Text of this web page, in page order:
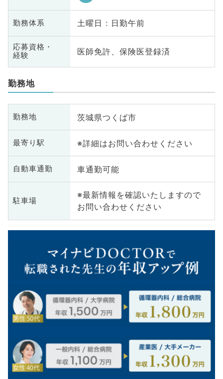
勤務体系 土曜日 : 日勤午前
応募資格・
経験
医師免許、保険医登録済
勤務地
勤務地 茨城県つくば市
最寄り駅 ※詳細はお問い合わせください
自動車通勤 車通勤可能
駐車場
※最新情報を確認いたしますので
お問い合わせください